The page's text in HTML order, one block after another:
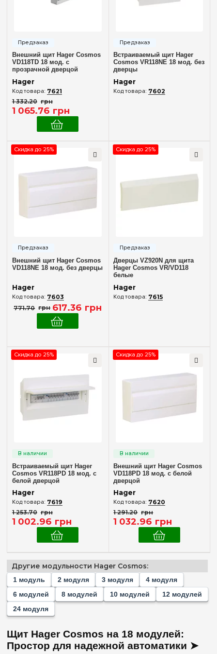
Дверца
Без дверцы(2)
Непрозрачная
Прозрачная
Цвет корпуса
Белый
Степень защиты IP
(2)
Непрозрачная
Прозрачная (3)
Аксессуары
Дверца(2)
Внешний щит Hager Cosmos
VD118TD 18 мод. с
прозрачной дверцой
Hager
7621
1 332.20 грн
1 065.76 грн
Встраиваемый щит Hager
Cosmos VR118NE 18 мод. без
дверцы
Hager
7602
Скидка до 25%
Внешний щит Hager Cosmos
VD118NE 18 мод. без дверцы
Hager
7603
771.70 грн 617.36 грн
Скидка до 25%
Дверцы VZ920N для щита
Hager Cosmos VR/VD118
белые
Hager
7615
Скидка до 25%
Встраиваемый щит Hager
Cosmos VR118PD 18 мод. с
белой дверцой
Hager
7619
1 253.70 грн
1 002.96 грн
Скидка до 25%
Внешний щит Hager Cosmos
VD118PD 18 мод. с белой
дверцой
Hager
7620
1 291.20 грн
1 032.96 грн
Другие модульности Hager Cosmos:
1 модуль 2 модуля 3 модуля
4 модуля
6 модулей
8 модулей 10 модулей
12 модулей
24 модуля
Щит Hager Cosmos на 18 модулей:
Простор для надежной автоматики ➤